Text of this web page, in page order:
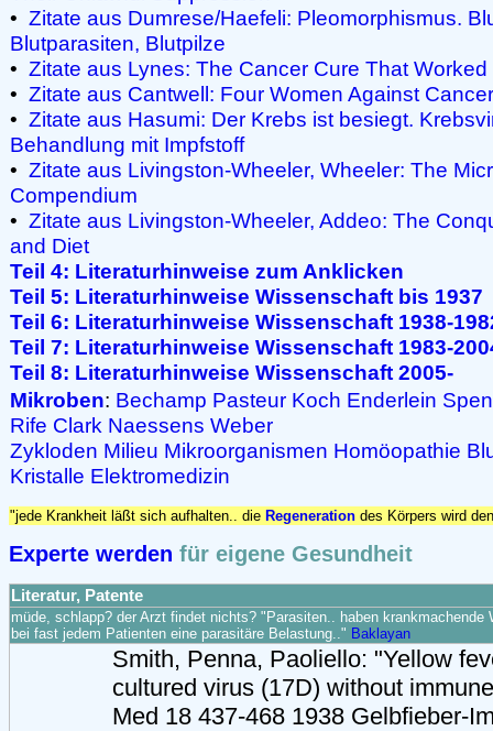
• Zitate aus Dumrese/Haefeli: Pleomorphismus.
Blutparasiten, Blutpilze
• Zitate aus Lynes: The Cancer Cure That Worked
• Zitate aus Cantwell: Four Women Against Cancer
• Zitate aus Hasumi: Der Krebs ist besiegt.
Behandlung mit Impfstoff
• Zitate aus Livingston-Wheeler, Wheeler: The
Compendium
• Zitate aus Livingston-Wheeler, Addeo: The
and Diet
Teil 4: Literaturhinweise zum Anklicken
Teil 5: Literaturhinweise Wissenschaft bis 1937
Teil 6: Literaturhinweise Wissenschaft 1938-
Teil 7: Literaturhinweise Wissenschaft 1983-
Teil 8: Literaturhinweise Wissenschaft 2005-
Mikroben: Bechamp Pasteur Koch Enderlein
Rife Clark Naessens Weber
Zykloden Milieu Mikroorganismen Homöopathie
Kristalle Elektromedizin
"jede Krankheit läßt sich aufhalten.. die Regeneration des Körpers wird
Experte werden für eigene Gesundheit
Literatur, Patente
müde, schlapp? der Arzt findet nichts? "Parasiten.. haben krankmachende
bei fast jedem Patienten eine parasitäre Belastung.." Baklayan
Smith, Penna, Paoliello: "Yellow
cultured virus (17D) without
Med 18 437-468 1938 Gelbfieber-